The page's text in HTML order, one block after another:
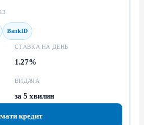
BankID
СТАВКА НА ДЕНЬ
1.27%
ВИДАЧА
за 5 хвилин
кредит